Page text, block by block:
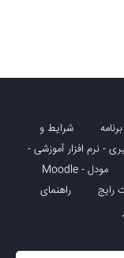
شرایط و
- نرم افزار آموزشی -
مودل - Moodle
رایج
راهنمای